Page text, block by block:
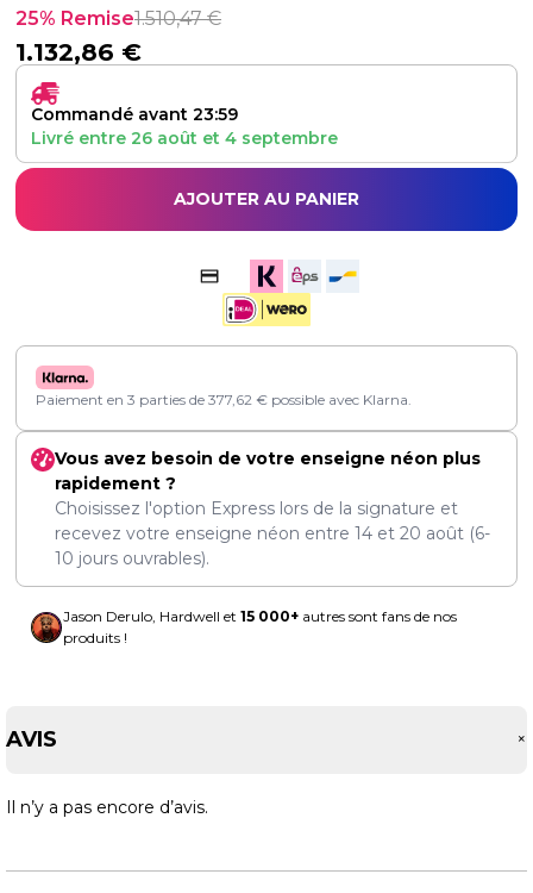
25% Remise1.510,47€
1.132,86 €
Commandé avant 23:59
Livré entre 26 août et 4 septembre
AJOUTER AU PANIER
Paiement en 3 parties de 377,62 € possible avec Klarna.
Vous avez besoin de votre enseigne néon plus
rapidement ?
Choisissez l'option Express lors de la signature et
recevez votre enseigne néon entre 14 et 20 août (6-
10 jours ouvrables).
Jason Derulo, Hardwell et 15 000+ autres sont fans de nos
produits !
AVIS +
Il n’y a pas encore d’avis.